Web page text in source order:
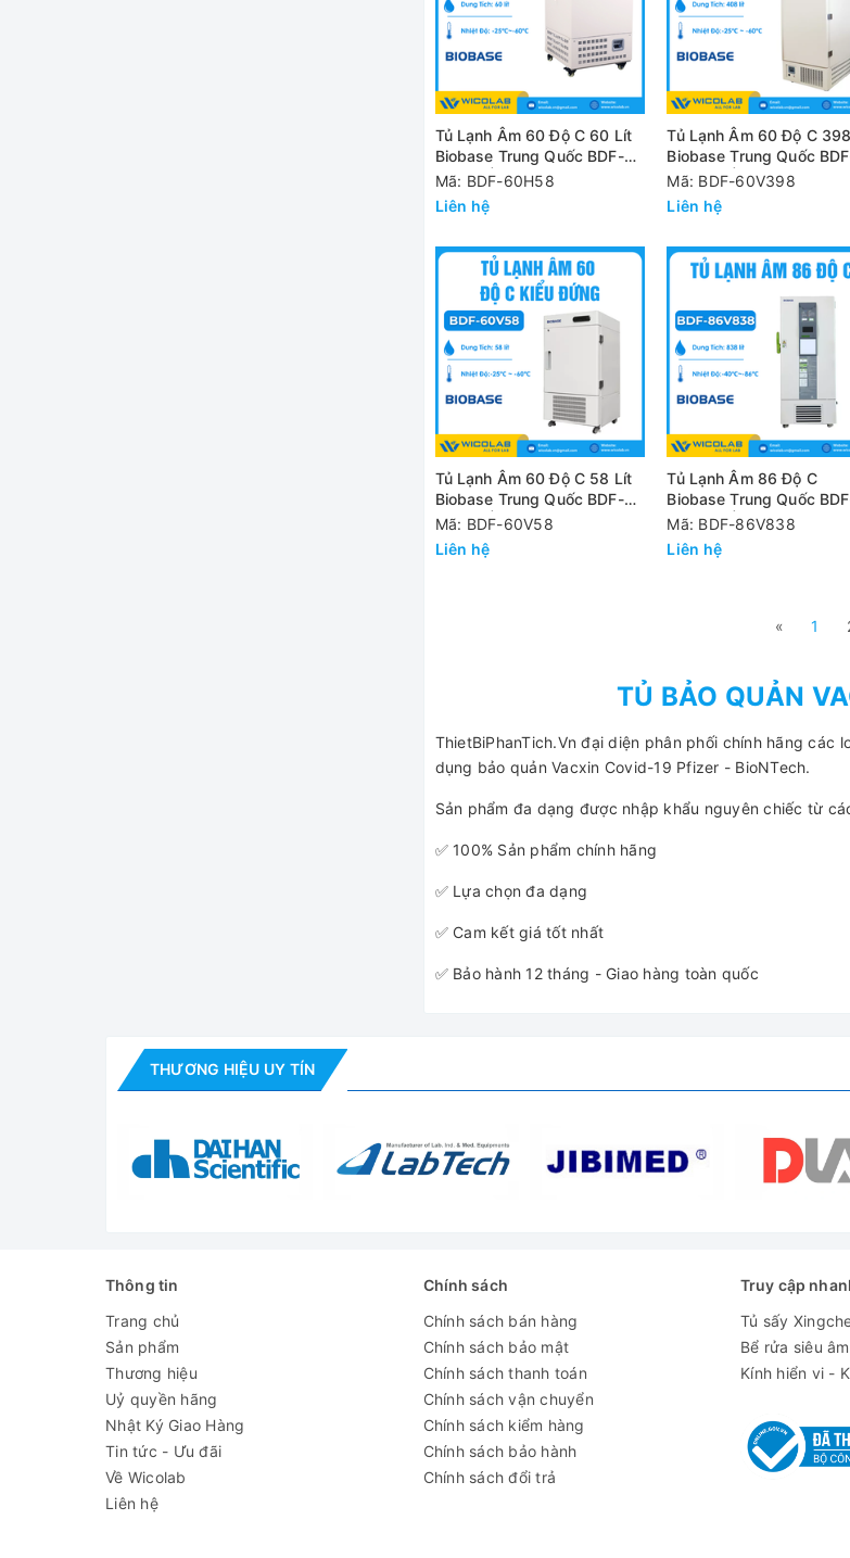
Tủ Lạnh Âm 60 Độ C 60 Lít
Biobase Trung Quốc BDF-
60H58 | Cửa Trên
Mã: BDF-60H58
Liên hệ
Tủ Lạnh Âm 60 Độ C
Biobase Trung Quốc
60V398 | Kiểu Đứng
Mã: BDF-60V398
Liên hệ
Tủ Lạnh Âm 60 Độ C 58 Lít
Biobase Trung Quốc BDF-
60V58 | Kiểu Đứng
Mã: BDF-60V58
Liên hệ
Tủ Lạnh Âm 86 Độ C
Biobase Trung Quốc
86V838 | 838 Lít
Mã: BDF-86V838
Liên hệ
« 1
TỦ BẢO QUẢN
ThietBiPhanTich.Vn đại diện phân phối chính hãng
dụng bảo quản Vacxin Covid-19 Pfizer - BioNTech.
Sản phẩm đa dạng được nhập khẩu nguyên chiếc từ
✅ 100% Sản phẩm chính hãng
✅ Lựa chọn đa dạng
✅ Cam kết giá tốt nhất
✅ Bảo hành 12 tháng - Giao hàng toàn quốc
THƯƠNG HIỆU UY TÍN
Thông tin
Trang chủ
Sản phẩm
Thương hiệu
Uỷ quyền hãng
Nhật Ký Giao Hàng
Tin tức - Ưu đãi
Về Wicolab
Liên hệ
Chính sách
Chính sách bán hàng
Chính sách bảo mật
Chính sách thanh toán
Chính sách vận chuyển
Chính sách kiểm hàng
Chính sách bảo hành
Chính sách đổi trả
Truy cập
Tủ sấy
Bể rửa siêu âm
Kính hiển vi -